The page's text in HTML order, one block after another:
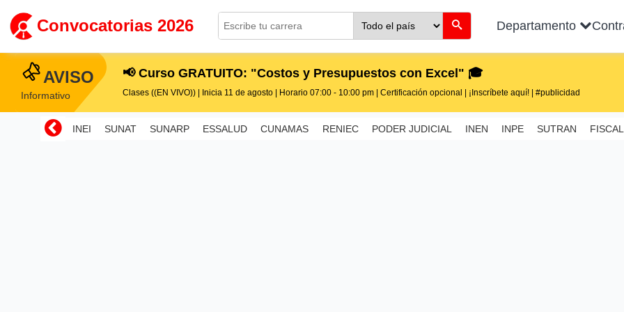
Convocatorias 2026 Departamento
AVISO
Informativo
📢 Curso GRATUITO: "Costos y Presupuestos con Excel" 🎓
Clases ((EN VIVO)) | Inicia 11 de agosto | Horario 07:00 - 10:00 pm | Certificación opcional | ¡Inscríbete aquí! | #publicidad
INEI SUNAT SUNARP ESSALUD CUNAMAS RENIEC PODER JUDICIAL INEN INPE SUTRAN